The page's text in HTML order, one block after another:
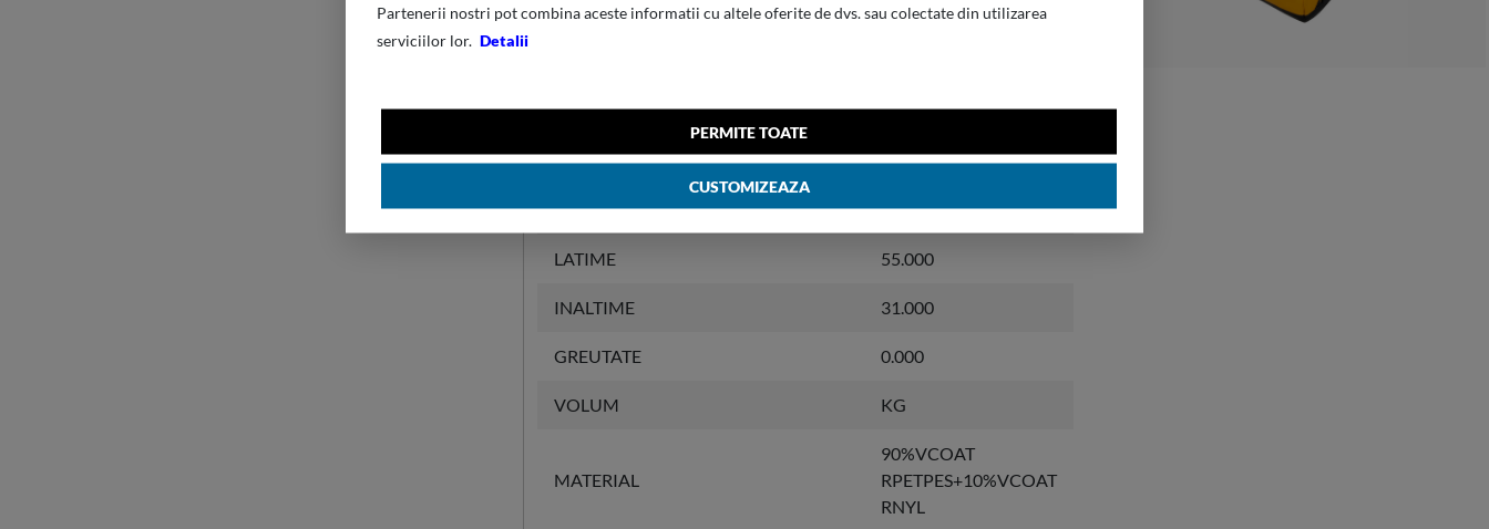
Partenerii nostri pot combina aceste informatii cu altele oferite de dvs. sau colectate din utilizarea
serviciilor lor. Detalii
PERMITE TOATE
CUSTOMIZEAZA
GARANTIE 0 year/ legal guarantee
LUNGIME L
LATIME 55.000
INALTIME 31.000
GREUTATE 0.000
VOLUM KG
MATERIAL
90%VCOAT
RPETPES+10%VCOAT
RNYL